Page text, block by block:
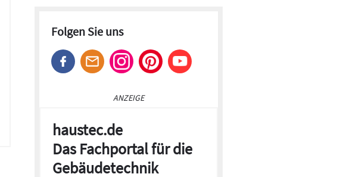
Folgen Sie uns
ANZEIGE
haustec.de
Das Fachportal für die
Gebäudetechnik